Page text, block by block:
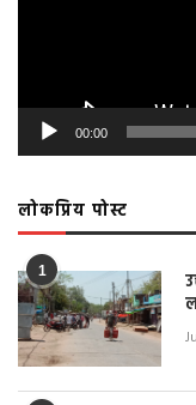
00:00
लोकप्रिय पोस्ट
1